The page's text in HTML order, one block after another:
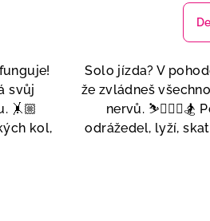
svůj
🤸🏼
kol,
Solo jízda? V
že zvládneš
nervů. ⛷🚴🏼‍♂️🏂
odrážedel, lyží,